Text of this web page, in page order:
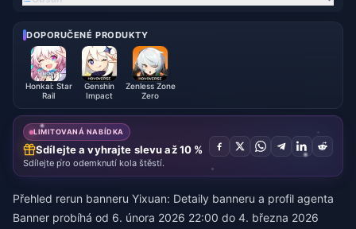
DOPORUČENÉ PRODUKTY
Honkai: Star
Rail
Genshin
Impact
Zenless Zone
Zero
LIMITOVANÁ NABÍDKA
Sdílejte a vyhrajte slevu až 10 %
Sdílejte pro odemknutí kola štěstí.
Přehled rerun banneru Yixuan: Detaily banneru a profil agenta
Banner probíhá od 6. února 2026 22:00 do 4. března 2026